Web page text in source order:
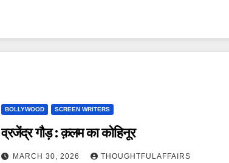
BOLLYWOOD SCREEN WRITERS
व्रजेंद्र गौड़ : क़लम का कोहिनूर
MARCH 30, 2026 THOUGHTFULAFFAIRS